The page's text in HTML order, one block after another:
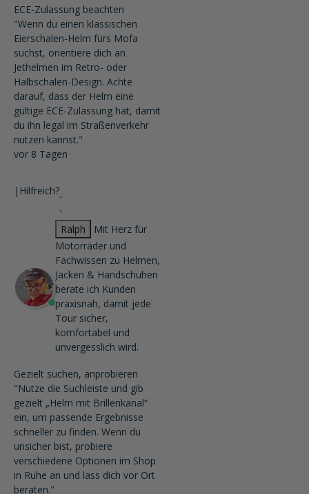
ECE-Zulassung beachten
"Wenn du einen klassischen
Eierschalen-Helm fürs Mofa
suchst, orientiere dich an
Jethelmen im Retro- oder
Halbschalen-Design. Achte
darauf, dass der Helm eine
gültige ECE-Zulassung hat, damit
du ihn legal im Straßenverkehr
nutzen kannst."
vor 8 Tagen
| Hilfreich?
Ralph
Mit Herz für
Motorräder und
Fachwissen zu Helmen,
Jacken & Handschuhen
berate ich Kunden
praxisnah, damit jede
Tour sicher,
komfortabel und
unvergesslich wird.
Gezielt suchen, anprobieren
"Nutze die Suchleiste und gib
gezielt „Helm mit Brillenkanal“
ein, um passende Ergebnisse
schneller zu finden. Wenn du
unsicher bist, probiere
verschiedene Optionen im Shop
in Ruhe an und lass dich vor Ort
beraten."